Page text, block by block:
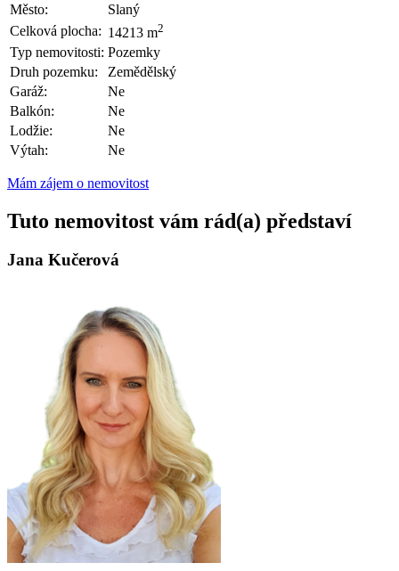
Město:
Slaný
Celková plocha: 14213 m2
Typ nemovitosti: Pozemky
Druh pozemku:
Zemědělský
Garáž:
Ne
Balkón:
Ne
Lodžie:
Ne
Výtah:
Ne
Mám zájem o nemovitost
Tuto nemovitost vám rád(a) představí
Jana Kučerová